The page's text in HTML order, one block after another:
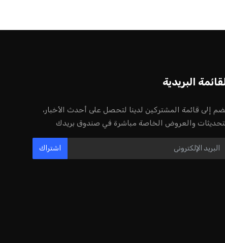
البريدية
إلى قائمة المشتركين لدينا لتحصل على أحدث الأخبار،
والعروض الخاصة مباشرة في صندوق بريدك
اشتراك